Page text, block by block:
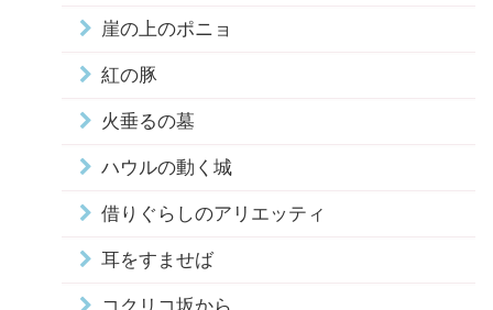
崖の上のポニョ
紅の豚
火垂るの墓
ハウルの動く城
借りぐらしのアリエッティ
耳をすませば